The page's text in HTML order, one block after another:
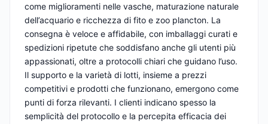
come miglioramenti nelle vasche, maturazione naturale
dell’acquario e ricchezza di fito e zoo plancton. La
consegna è veloce e affidabile, con imballaggi curati e
spedizioni ripetute che soddisfano anche gli utenti più
appassionati, oltre a protocolli chiari che guidano l’uso.
Il supporto e la varietà di lotti, insieme a prezzi
competitivi e prodotti che funzionano, emergono come
punti di forza rilevanti. I clienti indicano spesso la
semplicità del protocollo e la percepita efficacia dei